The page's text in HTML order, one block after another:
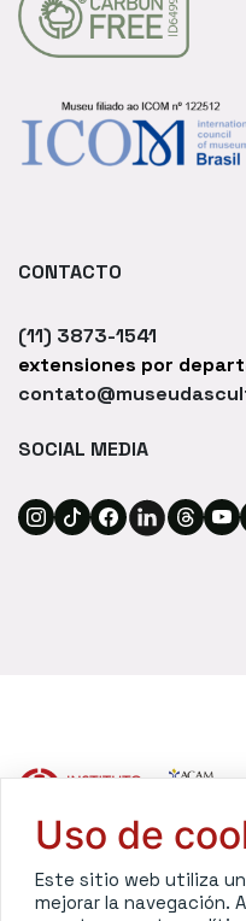
CONTACTO
(11) 3873-1541
extensiones por
SOCIAL MEDIA
Indígenas 2023 |
Uso de
Este sitio web utiliza
mejorar la navegación.